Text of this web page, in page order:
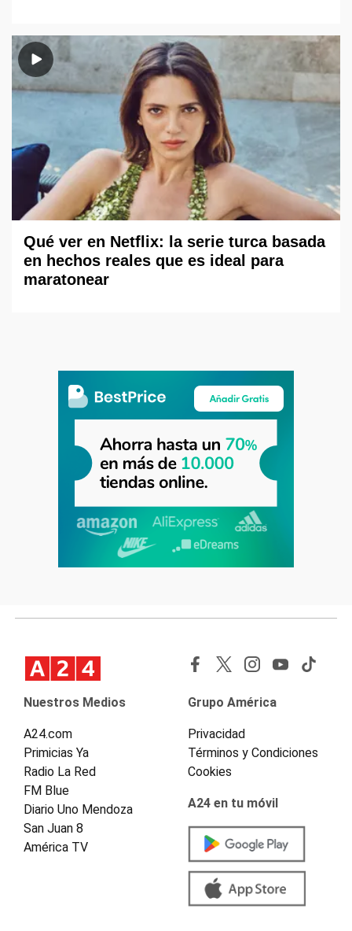
Qué ver en Netflix: la serie turca basada
en hechos reales que es ideal para
maratonear
Nuestros Medios
A24.com
Primicias Ya
Radio La Red
FM Blue
Diario Uno Mendoza
San Juan 8
América TV
Grupo América
Privacidad
Términos y Condiciones
Cookies
A24 en tu móvil